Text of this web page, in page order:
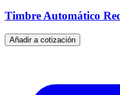
Timbre Automático
Añadir a cotización